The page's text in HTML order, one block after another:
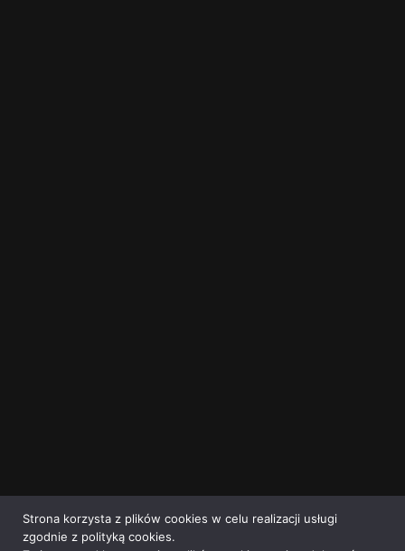
Strona korzysta z plików cookies w celu realizacji usługi
zgodnie z polityką cookies.